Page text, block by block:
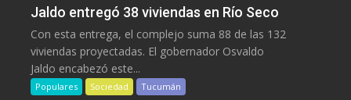
Jaldo entregó 38 viviendas en Río Seco
Con esta entrega, el complejo suma 88 de las 132
viviendas proyectadas. El gobernador Osvaldo
Jaldo encabezó este...
Populares Sociedad Tucumán